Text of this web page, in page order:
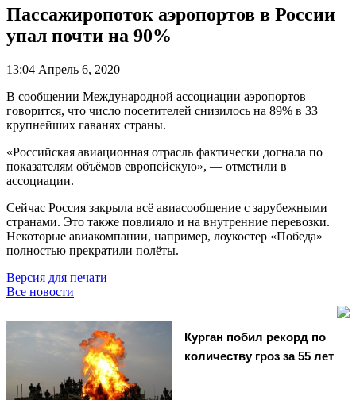
Пассажиропоток аэропортов в России
упал почти на 90%
13:04 Апрель 6, 2020
В сообщении Международной ассоциации аэропортов
говорится, что число посетителей снизилось на 89% в 33
крупнейших гаванях страны.
«Российская авиационная отрасль фактически догнала по
показателям объёмов европейскую», — отметили в
ассоциации.
Сейчас Россия закрыла всё авиасообщение с зарубежными
странами. Это также повлияло и на внутренние перевозки.
Некоторые авиакомпании, например, лоукостер «Победа»
полностью прекратили полёты.
Версия для печати
Все новости
Курган побил рекорд по
количеству гроз за 55 лет